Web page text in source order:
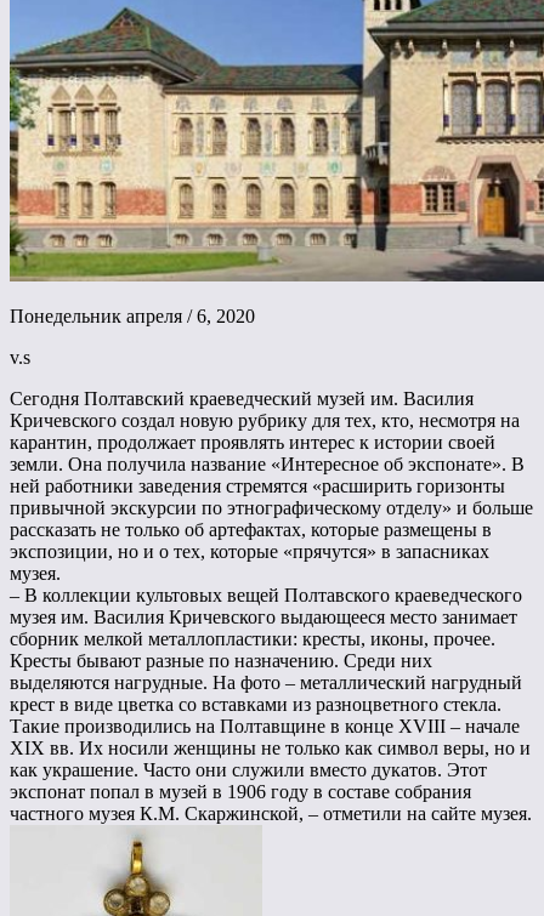
Понедельник апреля / 6, 2020
v.s
Сегодня Полтавский краеведческий музей им. Василия
Кричевского создал новую рубрику для тех, кто, несмотря на
карантин, продолжает проявлять интерес к истории своей
земли. Она получила название «Интересное об экспонате». В
ней работники заведения стремятся «расширить горизонты
привычной экскурсии по этнографическому отделу» и больше
рассказать не только об артефактах, которые размещены в
экспозиции, но и о тех, которые «прячутся» в запасниках
музея.
– В коллекции культовых вещей Полтавского краеведческого
музея им. Василия Кричевского выдающееся место занимает
сборник мелкой металлопластики: кресты, иконы, прочее.
Кресты бывают разные по назначению. Среди них
выделяются нагрудные. На фото – металлический нагрудный
крест в виде цветка со вставками из разноцветного стекла.
Такие производились на Полтавщине в конце XVIII – начале
XIX вв. Их носили женщины не только как символ веры, но и
как украшение. Часто они служили вместо дукатов. Этот
экспонат попал в музей в 1906 году в составе собрания
частного музея К.М. Скаржинской, – отметили на сайте музея.